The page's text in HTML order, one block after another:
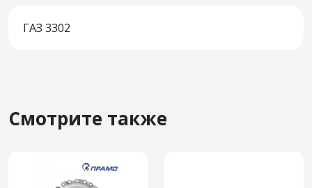
ГАЗ 3302
Смотрите также